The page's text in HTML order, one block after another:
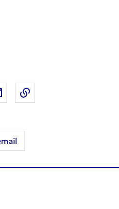
(anciennement Twitter)
sur LinkedIn
Partager par email